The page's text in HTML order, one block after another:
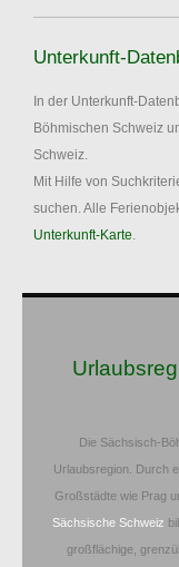
Unterkunft-
In der Unterkunft-
Böhmischen Schweiz
Schweiz.
Mit Hilfe von
suchen. Alle
Unterkunft-Karte.
Die Sächsisch-
Urlaubsregion. Durch
Großstädte wie Prag
Sächsische Schweiz
großflächige,